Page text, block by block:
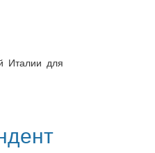
Италии для